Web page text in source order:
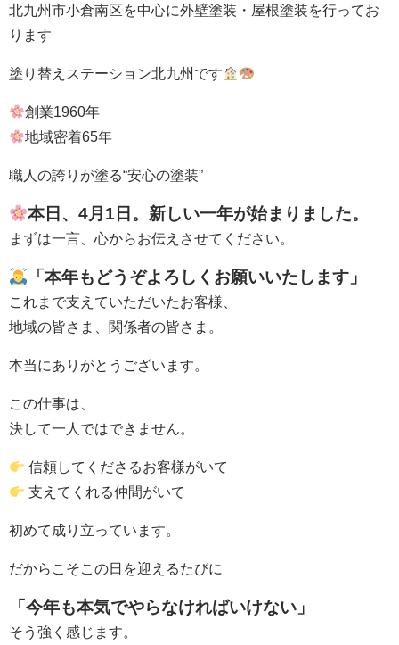
北九州市小倉南区を中心に外壁塗装・屋根塗装を行ってお
ります
塗り替えステーション北九州 です
創業1960年
地域密着65年
職人の誇りが塗る“安心の塗装”
本日、4月1日。新しい一年が始まりました。
まずは一言、心からお伝えさせてください。
「本年もどうぞよろしくお願いいたします」
これまで支えていただいたお客様、
地域の皆さま、関係者の皆さま。
本当にありがとうございます。
この仕事は、
決して一人ではできません。
信頼してくださるお客様がいて
支えてくれる仲間がいて
初めて成り立っています。
だからこそこの日を迎えるたびに
「今年も本気でやらなければいけない」
そう強く感じます。